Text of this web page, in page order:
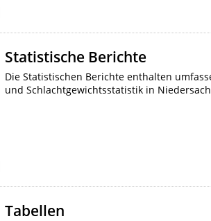
Statistische Berichte
Die Statistischen Berichte enthalten
und Schlachtgewichtsstatistik in
Tabellen